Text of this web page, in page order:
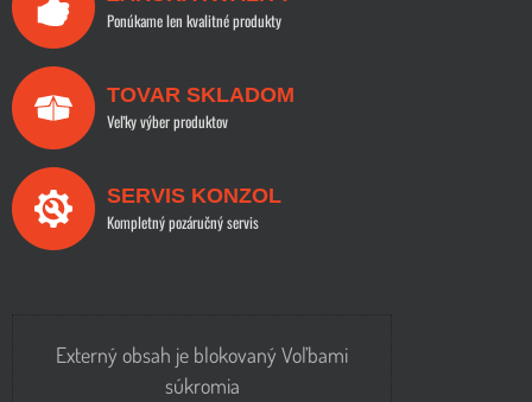
Ponúkame len kvalitné produkty
TOVAR SKLADOM
Veľky výber produktov
SERVIS KONZOL
Kompletný pozáručný servis
Externý obsah je blokovaný Voľbami
súkromia